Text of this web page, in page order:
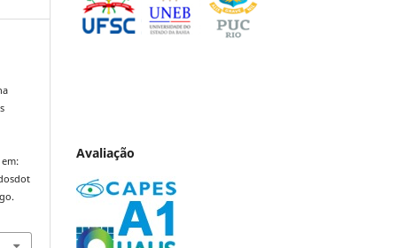
em:
Avaliação